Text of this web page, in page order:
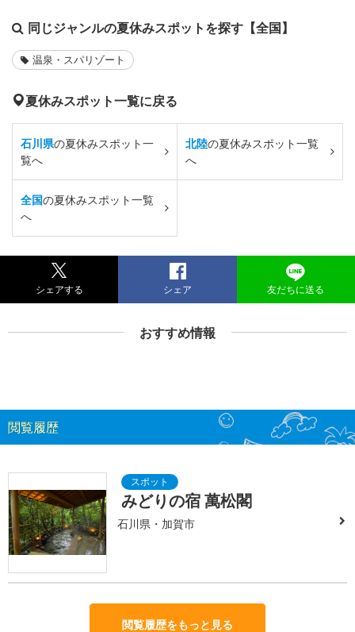
同じジャンルの夏休みスポットを探す【全国】
温泉・スパリゾート
夏休みスポット一覧に戻る
石川県の夏休みスポット一
覧へ
北陸の夏休みスポット一覧
へ
全国の夏休みスポット一覧
へ
シェアする シェア 友だちに送る
おすすめ情報
閲覧履歴
みどりの宿 萬松閣
石川県・加賀市
閲覧履歴をもっと見る